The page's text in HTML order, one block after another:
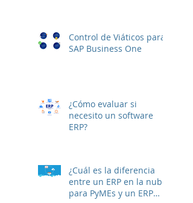
Control de Viáticos para
SAP Business One
¿Cómo evaluar si
necesito un software
ERP?
¿Cuál es la diferencia
entre un ERP en la nube
para PyMEs y un ERP